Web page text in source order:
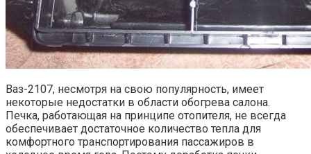
Ваз-2107, несмотря на свою популярность, имеет
некоторые недостатки в области обогрева салона.
Печка, работающая на принципе отопителя, не всегда
обеспечивает достаточное количество тепла для
комфортного транспортирования пассажиров в